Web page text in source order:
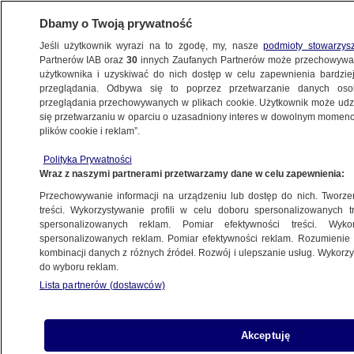
POLSKA
na kilometrówkę, choć w oświadczeniach
nie ma auta. Wydatki Katarzyny Sójki
17.08.2023, 07:49
Udostępnij
Dbamy o Twoją prywatność
Jeśli użytkownik wyrazi na to zgodę, my, naszepodmioty
Partnerów IAB oraz30 innych Zaufanych Partnerów może
użytkownika i uzyskiwać do nich dostęp w celu zapewnienia
przeglądania. Odbywa się to poprzez przetwarzanie danych
przeglądania przechowywanych w plikach cookie. Użytkownik może
się przetwarzaniu w oparciu o uzasadniony interes w dowolnym
plików cookie i reklam”.
Polityka Prywatności
Wraz z naszymi partnerami przetwarzamy dane w celu zapewnienia:
Przechowywanie informacji na urządzeniu lub dostęp do nich.
treści. Wykorzystywanie profili w celu doboru spersonalizowanych
spersonalizowanych reklam. Pomiar efektywności treści.
spersonalizowanych reklam. Pomiar efektywności reklam.
kombinacji danych z różnych źródeł. Rozwój i ulepszanie usług.
do wyboru reklam.
Lista partnerów (dostawców)
Akceptuję